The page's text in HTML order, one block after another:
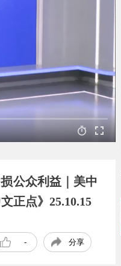
公众利益｜美中
正点》25.10.15
- 分享